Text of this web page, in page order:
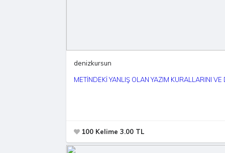
denizkursun
METİNDEKİ YANLIŞ OLAN YAZIM KURALLARINI
100 Kelime 3.00 TL